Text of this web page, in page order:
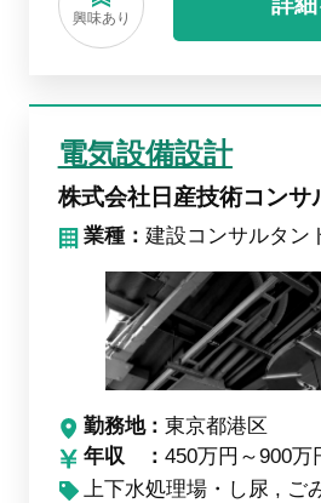
興味あり
電気設備設計
株式会社日産技術コンサ
業種：建設コンサルタン
勤務地
東京都港区
年収
450万円～900万
上下水処理場・し尿
ご